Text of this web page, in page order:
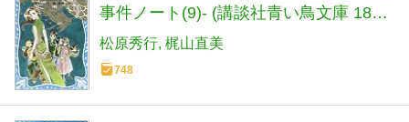
事件ノート(9)- (講談社青い鳥文庫 186-
10 パソコン通信探偵団事件ノート 9)
松原秀行 梶山直美
748